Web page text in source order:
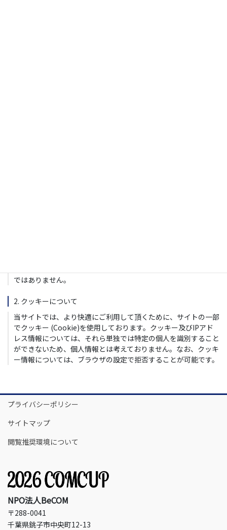
ではありません。
2. クッキーについて
当サイトでは、より快適にご利用して頂くために、サイトの一部
でクッキー (Cookie)を使用しております。クッキー及びIPアド
レス情報については、それら単独では特定の個人を識別すること
ができないため、個人情報とは考えておりません。なお、クッキ
ー情報については、ブラウザの設定で拒否することが可能です。
プライバシーポリシー
サイトマップ
閲覧推奨環境について
NPO法人BeCOM
〒288-0041
千葉県銚子市中央町12-13